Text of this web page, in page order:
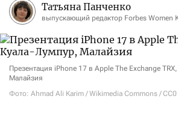
Татьяна Панченко
выпускающий редактор Forbes Women
Презентация iPhone 17 в Apple The Exchange
Малайзия
Фото: Ahmad Ali Karim / Wikimedia Commons / CC0